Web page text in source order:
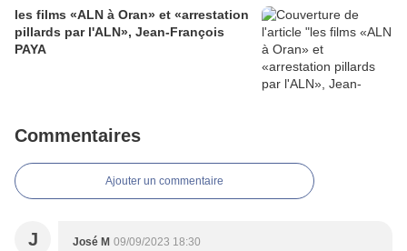
les films «ALN à Oran» et «arrestation
pillards par l'ALN», Jean-François
PAYA
Commentaires
Ajouter un commentaire
J José M 09/09/2023 18:30